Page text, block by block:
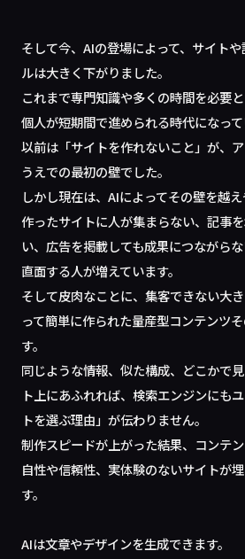
そして今、AIの登場によって、サイト
ルは大きく下がりました。
これまで専門知識や多くの時間を必要と
個人が短期間で進められる時代になって
以前は「サイトを作れないこと」が、
うえでの最初の壁でした。
しかし現在は、AIによってその壁を越え
作ったサイトに人が集まらない、記事
い、広告を掲載しても成果につながら
直面する人が増えています。
そして皮肉なことに、集客できない大
って簡単に作られた量産型コンテンツ
す。
同じような情報、似た構成、どこかで
ト上にあふれれば、検索エンジンにも
トを選ぶ理由」が伝わりません。
制作スピードが上がった結果、コンテ
自性や信頼性、実体験のないサイトが
す。
AIは文章やデザインを生成できます。